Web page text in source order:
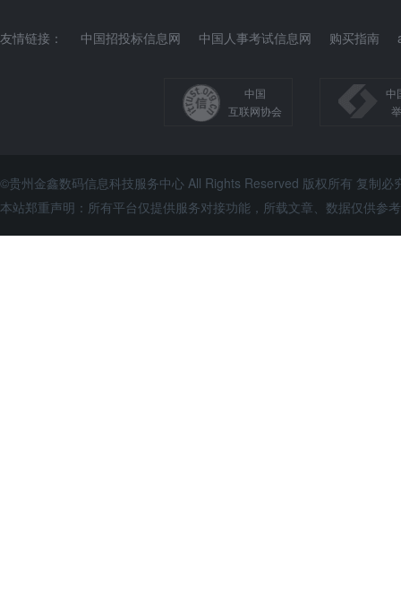
友情链接： 中国招投标信息网 中国人事考试信息网 购买指南
中国
互联网协会
中
©贵州金鑫数码信息科技服务中心 All Rights Reserved 版权所有 复制必
本站郑重声明：所有平台仅提供服务对接功能，所载文章、数据仅供参